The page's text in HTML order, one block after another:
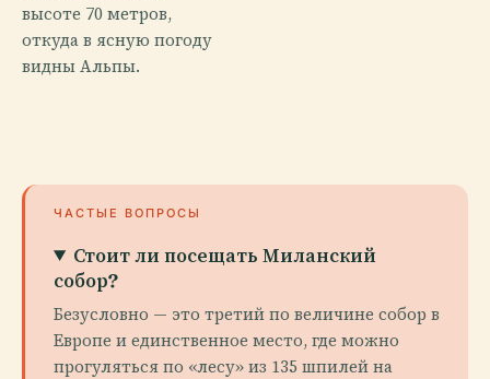
высоте 70 метров,
откуда в ясную погоду
видны Альпы.
ЧАСТЫЕ ВОПРОСЫ
Стоит ли посещать Миланский
собор?
Безусловно — это третий по величине собор в
Европе и единственное место, где можно
прогуляться по «лесу» из 135 шпилей на